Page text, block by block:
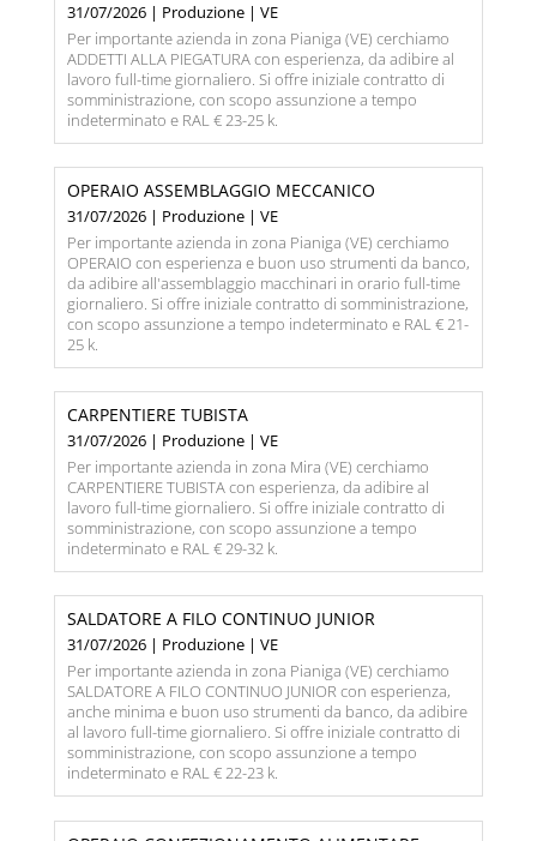
31/07/2026 | Produzione | VE
Per importante azienda in zona Pianiga (VE) cerchiamo
ADDETTI ALLA PIEGATURA con esperienza, da adibire al
lavoro full-time giornaliero. Si offre iniziale contratto di
somministrazione, con scopo assunzione a tempo
indeterminato e RAL € 23-25 k.
OPERAIO ASSEMBLAGGIO MECCANICO
31/07/2026 | Produzione | VE
Per importante azienda in zona Pianiga (VE) cerchiamo
OPERAIO con esperienza e buon uso strumenti da banco,
da adibire all'assemblaggio macchinari in orario full-time
giornaliero. Si offre iniziale contratto di somministrazione,
con scopo assunzione a tempo indeterminato e RAL € 21-
25 k.
CARPENTIERE TUBISTA
31/07/2026 | Produzione | VE
Per importante azienda in zona Mira (VE) cerchiamo
CARPENTIERE TUBISTA con esperienza, da adibire al
lavoro full-time giornaliero. Si offre iniziale contratto di
somministrazione, con scopo assunzione a tempo
indeterminato e RAL € 29-32 k.
SALDATORE A FILO CONTINUO JUNIOR
31/07/2026 | Produzione | VE
Per importante azienda in zona Pianiga (VE) cerchiamo
SALDATORE A FILO CONTINUO JUNIOR con esperienza,
anche minima e buon uso strumenti da banco, da adibire
al lavoro full-time giornaliero. Si offre iniziale contratto di
somministrazione, con scopo assunzione a tempo
indeterminato e RAL € 22-23 k.